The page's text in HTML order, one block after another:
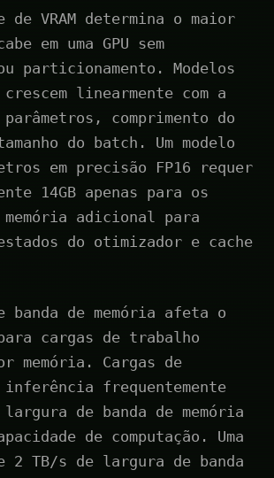
de VRAM determina o maior
em uma GPU sem
particionamento. Modelos
linearmente com a
parâmetros, comprimento do
do batch. Um modelo
em precisão FP16 requer
14GB apenas para os
adicional para
do otimizador e cache
banda de memória afeta o
cargas de trabalho
memória. Cargas de
frequentemente
largura de banda de memória
de computação. Uma
2 TB/s de largura de banda